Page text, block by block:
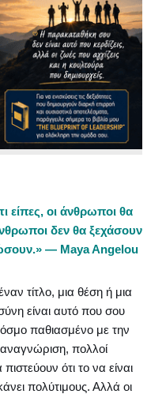
είπες, οι άνθρωποι θα
δεν θα ξεχάσουν
— Maya Angelou
τίτλο, μια θέση ή μια
είναι αυτό που σου
παθιασμένο με την
πολλοί
ότι το να είναι
πολύτιμους. Αλλά οι